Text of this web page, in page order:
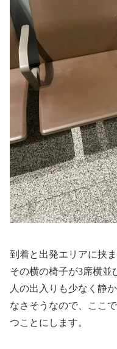
到着と出発エリアに挟
その横の椅子が3席横並
人の出入りも少なく静
なさそうなので、ここ
つことにします。